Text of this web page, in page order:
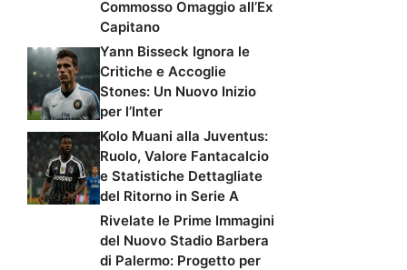
Commosso Omaggio all’Ex
Capitano
Yann Bisseck Ignora le
Critiche e Accoglie
Stones: Un Nuovo Inizio
per l’Inter
Kolo Muani alla Juventus:
Ruolo, Valore Fantacalcio
e Statistiche Dettagliate
del Ritorno in Serie A
Rivelate le Prime Immagini
del Nuovo Stadio Barbera
di Palermo: Progetto per